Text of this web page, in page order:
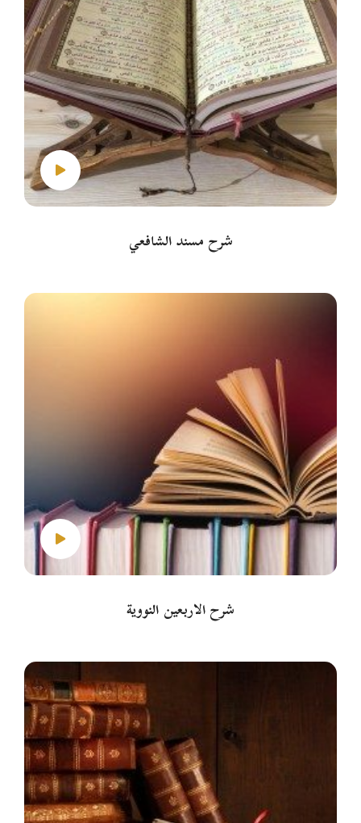
شرح مسند الشافعي
شرح الأربعين النووية